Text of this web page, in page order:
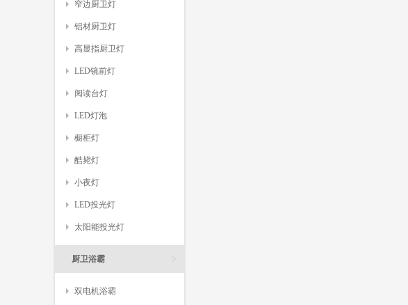
窄边厨卫灯
铝材厨卫灯
高显指厨卫灯
LED镜前灯
阅读台灯
LED灯泡
橱柜灯
酷毙灯
小夜灯
LED投光灯
太阳能投光灯
厨卫浴霸
双电机浴霸